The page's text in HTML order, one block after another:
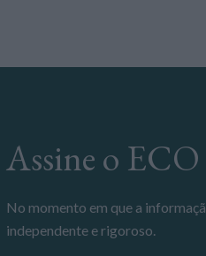
Assine o
No momento em que a informação é mais importante do que nunca, apoie o jornalismo
independente e rigoroso.